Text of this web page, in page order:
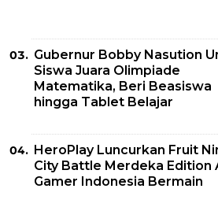
Gubernur Bobby Nasution
Siswa Juara Olimpiade
Matematika, Beri Beasiswa
hingga Tablet Belajar
HeroPlay Luncurkan Fruit
City Battle Merdeka Edition
Gamer Indonesia Bermain